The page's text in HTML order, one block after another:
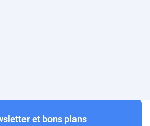
et bons plans